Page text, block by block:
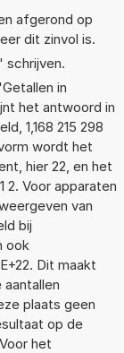
afgerond op
dit zinvol is.
schrijven.
in
het antwoord in
1,168 215 298
wordt het
hier 22, en het
2. Voor apparaten
van
bij
ook
Dit maakt
plaats geen
op de
het